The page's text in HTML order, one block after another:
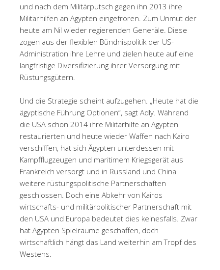
und nach dem Militärputsch gegen ihn 2013 ihre
Militärhilfen an Ägypten eingefroren. Zum Unmut der
heute am Nil wieder regierenden Generäle. Diese
zogen aus der flexiblen Bündnispolitik der US-
Administration ihre Lehre und zielen heute auf eine
langfristige Diversifizierung ihrer Versorgung mit
Rüstungsgütern.
Und die Strategie scheint aufzugehen. „Heute hat die
ägyptische Führung Optionen“, sagt Adly. Während
die USA schon 2014 ihre Militärhilfe an Ägypten
restaurierten und heute wieder Waffen nach Kairo
verschiffen, hat sich Ägypten unterdessen mit
Kampfflugzeugen und maritimem Kriegsgerät aus
Frankreich versorgt und in Russland und China
weitere rüstungspolitische Partnerschaften
geschlossen. Doch eine Abkehr von Kairos
wirtschafts- und militärpolitischer Partnerschaft mit
den USA und Europa bedeutet dies keinesfalls. Zwar
hat Ägypten Spielräume geschaffen, doch
wirtschaftlich hängt das Land weiterhin am Tropf des
Westens.